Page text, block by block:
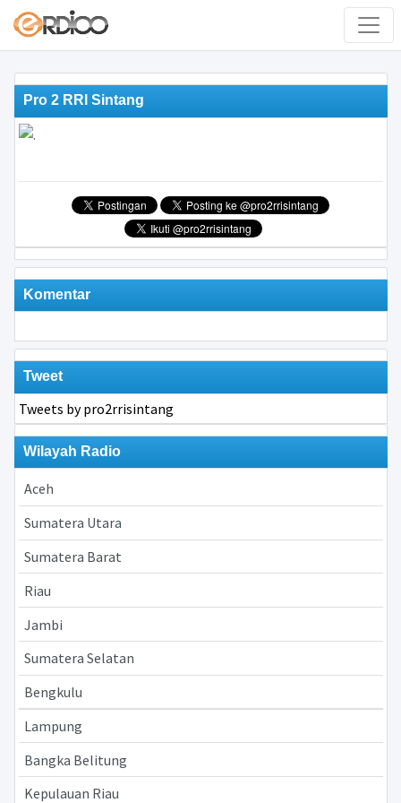
Pro 2 RRI Sintang
Komentar
Tweet
Tweets by pro2rrisintang
Wilayah Radio
Aceh
Sumatera Utara
Sumatera Barat
Riau
Jambi
Sumatera Selatan
Bengkulu
Lampung
Bangka Belitung
Kepulauan Riau